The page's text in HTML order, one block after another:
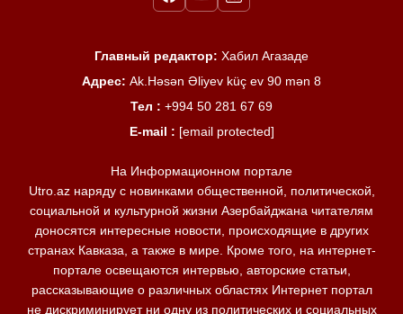
Главный редактор: Хабил Агазаде
Адрес: Ak.Həsən Əliyev küç ev 90 mən 8
Тел : +994 50 281 67 69
E-mail : [email protected]
На Информационном портале
Utro.az наряду с новинками общественной, политической,
социальной и культурной жизни Азербайджана читателям
доносятся интересные новости, происходящие в других
странах Кавказа, а также в мире. Кроме того, на интернет-
портале освещаются интервью, авторские статьи,
рассказывающие о различных областях Интернет портал
не дискриминирует ни одну из политических и социальных